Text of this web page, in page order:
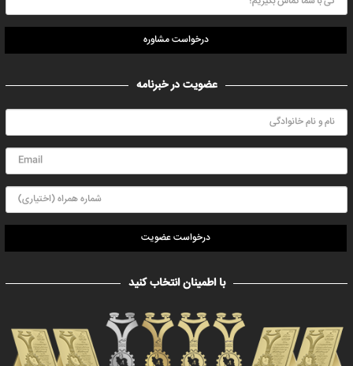
درخواست مشاوره
عضویت در خبرنامه
درخواست عضویت
با اطمینان انتخاب کنید